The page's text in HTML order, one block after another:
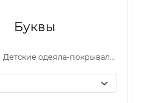
Буквы
Детские одеяла-покрывала (трикотаж)